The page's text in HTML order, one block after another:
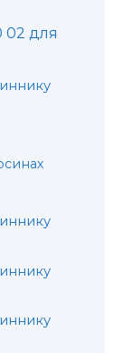
02 для